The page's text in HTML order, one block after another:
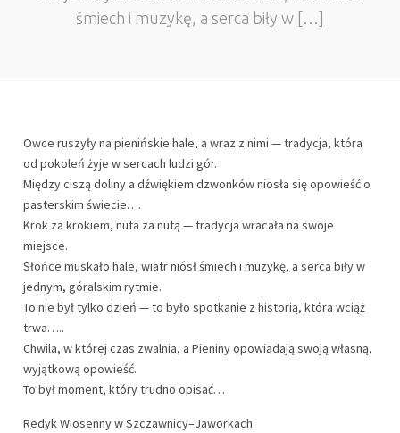
śmiech i muzykę, a serca biły w […]
Owce ruszyły na pienińskie hale, a wraz z nimi — tradycja, która
od pokoleń żyje w sercach ludzi gór.
Między ciszą doliny a dźwiękiem dzwonków niosła się opowieść o
pasterskim świecie….
Krok za krokiem, nuta za nutą — tradycja wracała na swoje
miejsce.
Słońce muskało hale, wiatr niósł śmiech i muzykę, a serca biły w
jednym, góralskim rytmie.
To nie był tylko dzień — to było spotkanie z historią, która wciąż
trwa…..
Chwila, w której czas zwalnia, a Pieniny opowiadają swoją własną,
wyjątkową opowieść.
To był moment, który trudno opisać…
Redyk Wiosenny w Szczawnicy–Jaworkach